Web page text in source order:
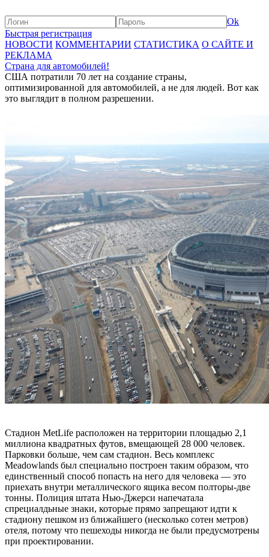
Ok
Быстрая регистрация
НОВОСТИ КОММЕНТАРИИ СТАТИСТИКА О САЙТЕ И
РЕКЛАМА
Страна для автомобилей!
США потратили 70 лет на создание страны,
оптимизированной для автомобилей, а не для людей. Вот как
это выглядит в полном разрешении.
Стадион MetLife расположен на территории площадью 2,1
миллиона квадратных футов, вмещающей 28 000 человек.
Парковки больше, чем сам стадион. Весь комплекс
Meadowlands был специально построен таким образом, что
единственный способ попасть на него для человека — это
приехать внутри металлического ящика весом полторы-две
тонны. Полиция штата Нью-Джерси напечатала
спрециалдьные знаки, которые прямо запрещают идти к
стадиону пешком из ближайшего (несколько сотен метров)
отеля, потому что пешеходы никогда не были предусмотрены
при проектировании.